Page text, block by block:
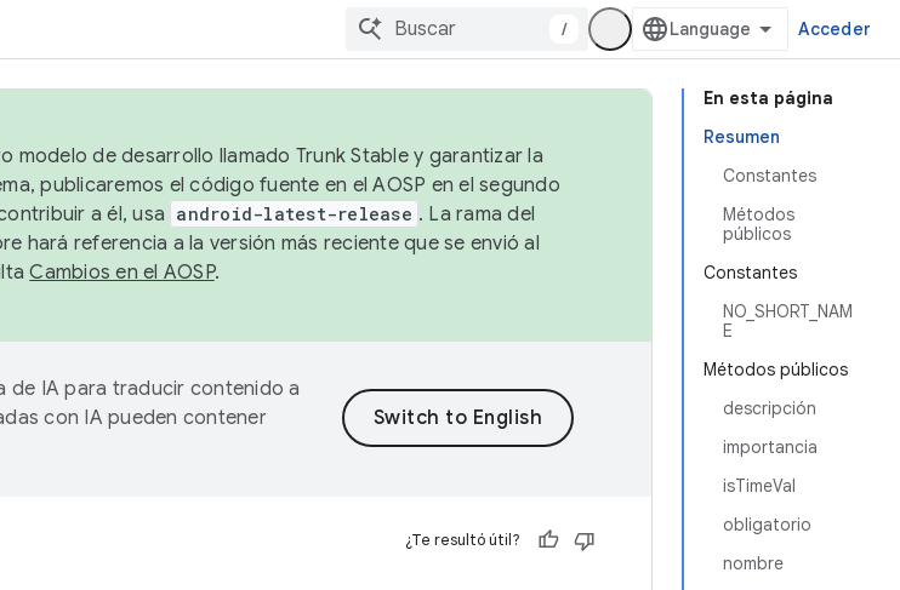
/ Acceder
En esta página
Resumen
Constantes
Métodos
públicos
Constantes
NO_SHORT_NAM
E
Métodos públicos
descripción
importancia
isTimeVal
obligatorio
nombre
modelo de desarrollo llamado Trunk Stable y garantizar la
publicaremos el código fuente en el AOSP en el segundo
a él, usa android-latest-release . La rama del
hará referencia a la versión más reciente que se envió al
Cambios en el AOSP.
de IA para traducir contenido a
con IA pueden contener
¿Te resultó útil?